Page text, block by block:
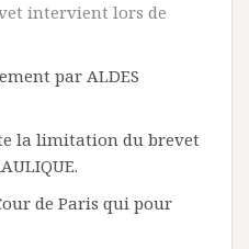
intervient lors de
par ALDES
la limitation du brevet
de Paris qui pour